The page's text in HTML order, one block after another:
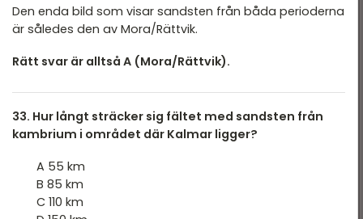
Den enda bild som visar sandsten från båda perioderna
är således den av Mora/Rättvik.
Rätt svar är alltså A (Mora/Rättvik).
33. Hur långt sträcker sig fältet med sandsten från
kambrium i området där Kalmar ligger?
A 55 km
B 85 km
C 110 km